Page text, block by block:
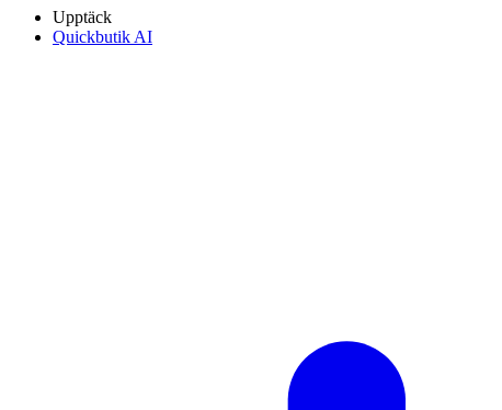
Upptäck
Quickbutik AI